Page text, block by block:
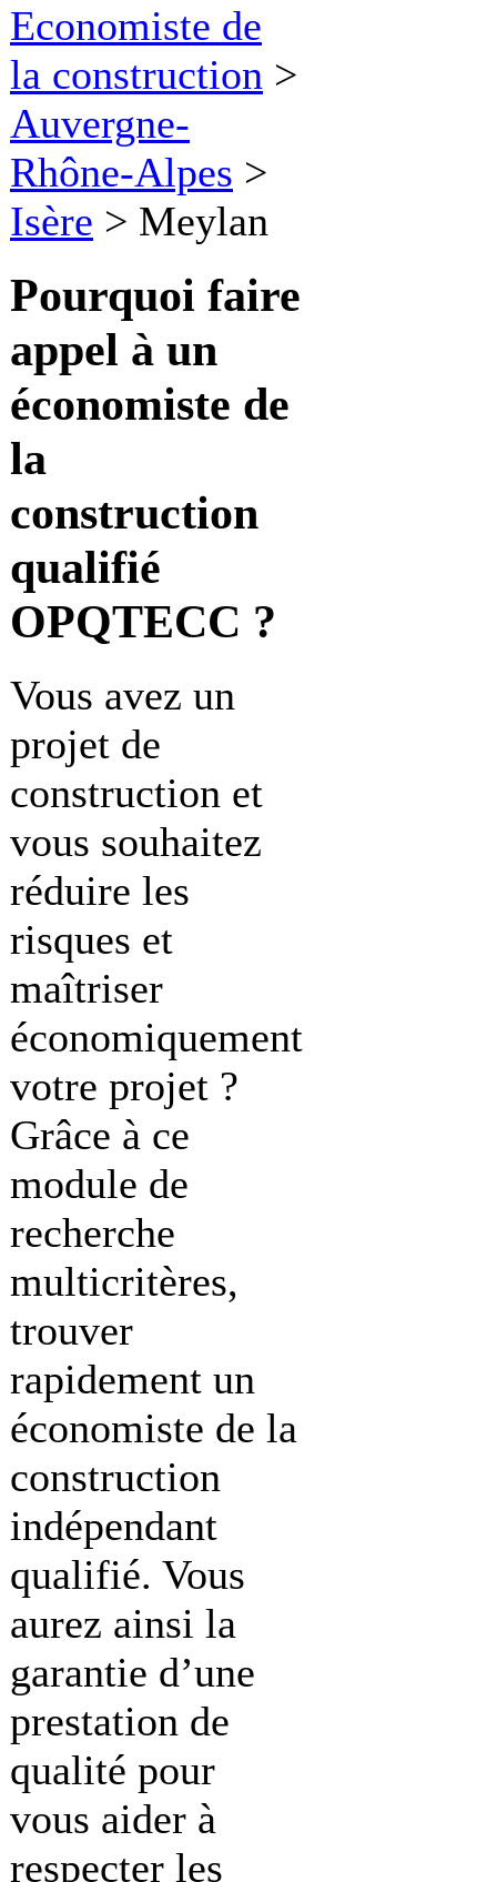
Economiste de
la construction >
Auvergne-
Rhône-Alpes >
Isère > Meylan
Pourquoi faire
appel à un
économiste de
la
construction
qualifié
OPQTECC ?
Vous avez un
projet de
construction et
vous souhaitez
réduire les
risques et
maîtriser
économiquement
votre projet ?
Grâce à ce
module de
recherche
multicritères,
trouver
rapidement un
économiste de la
construction
indépendant
qualifié. Vous
aurez ainsi la
garantie d’une
prestation de
qualité pour
vous aider à
respecter les